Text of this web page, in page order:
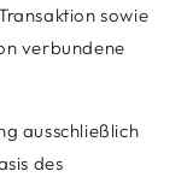
sowie
verbundene
ausschließlich
des